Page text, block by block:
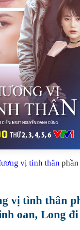
vị tình thân
vị tình thân
oan, Long